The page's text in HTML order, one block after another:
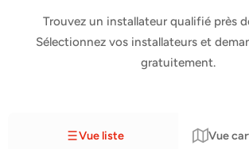
Trouvez un installateur qualifié près
Sélectionnez vos installateurs et
gratuitement.
Vue liste Vue